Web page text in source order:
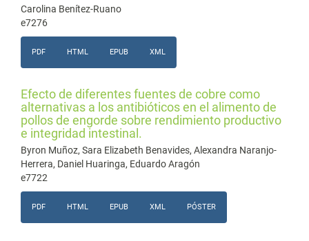
Carolina Benítez-Ruano
e7276
PDF HTML EPUB XML
Efecto de diferentes fuentes de cobre como
alternativas a los antibióticos en el alimento de
pollos de engorde sobre rendimiento productivo
e integridad intestinal.
Byron Muñoz, Sara Elizabeth Benavides, Alexandra Naranjo-
Herrera, Daniel Huaringa, Eduardo Aragón
e7722
PDF HTML EPUB XML PÓSTER